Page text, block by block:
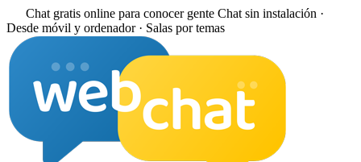
Chat gratis online para conocer gente Chat sin instalación ·
Desde móvil y ordenador · Salas por temas